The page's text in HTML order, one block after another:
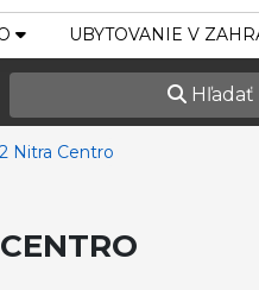
UBYTOVANIE V
Hľadať
Nitra Centro